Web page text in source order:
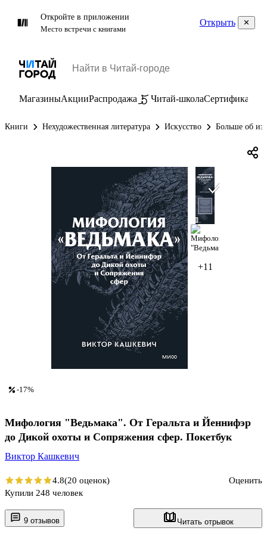
Откройте в приложении
Место встречи с книгами
Открыть
МагазиныАкцииРаспродажа Читай-школаСертификаты
Книги Нехудожественная литература Искусство Больше об
+11
9 отзывов Читать отрывок
-17%
Мифология "Ведьмака". От Геральта и Йеннифэр
до Дикой охоты и Сопряжения сфер. Покетбук
Виктор Кашкевич
4.8(20 оценок)
Оценить
Купили 248 человек